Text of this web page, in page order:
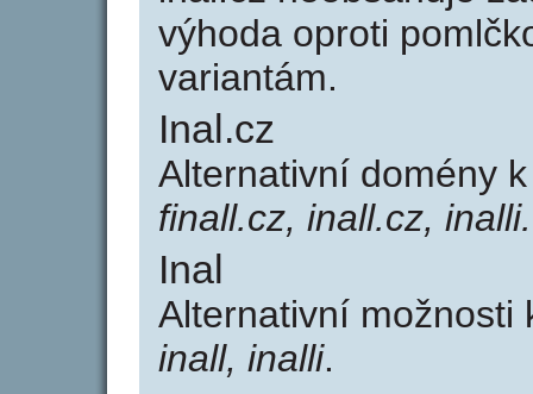
výhoda oproti
variantám.
Inal.cz
Alternativní domény
finall.cz, inall.cz,
Inal
Alternativní možnosti
inall, inalli.